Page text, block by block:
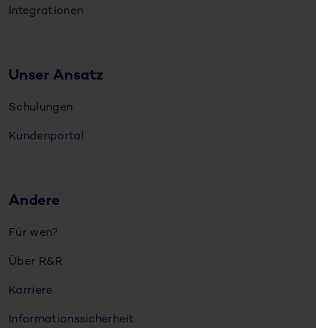
Integrationen
Unser Ansatz
Schulungen
Kundenportal
Andere
Für wen?
Über R&R
Karriere
Informationssicherheit